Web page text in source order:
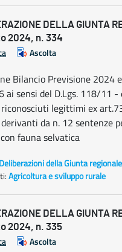
DELLA GIUNTA
2024, n. 334
Ascolta
Bilancio Previsione 2024
ai sensi del D.Lgs. 118/11
legittimi ex
da n. 12 sentenze
fauna selvatica
Deliberazioni della Giunta regionale
Agricoltura e sviluppo rurale
DELLA GIUNTA
2024, n. 335
Ascolta